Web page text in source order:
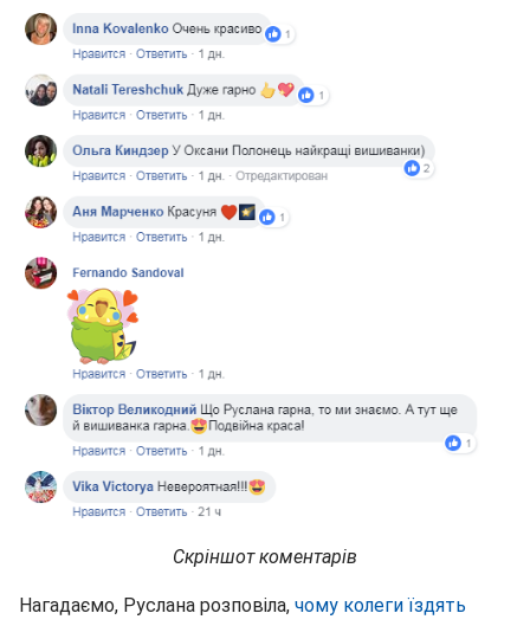
Скріншот коментарів
Нагадаємо, Руслана розповіла, чому колеги їздять